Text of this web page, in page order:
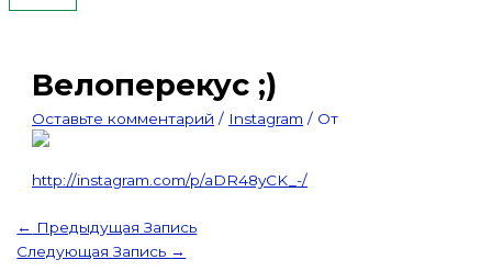
Главное
Велоперекус ;)
Оставьте комментарий / Instagram / От
http://instagram.com/p/aDR48yCK_-/
← Предыдущая Запись
Следующая Запись →